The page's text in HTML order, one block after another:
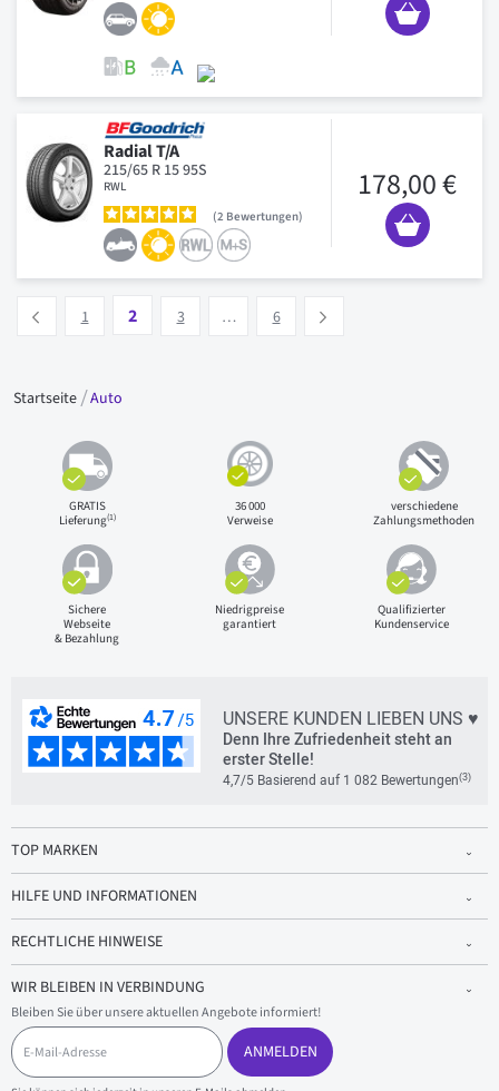
Radial T/A
215/65 R 15 95S
RWL
2 Bewertungen
178,00 €
Précédent
1
Vous lisez actuellement la page
2 3 … 6
Startseite Auto
GRATIS
Lieferung(1)
36 000
Verweise
verschiedene
Zahlungsmethoden
Sichere
Webseite
& Bezahlung
Niedrigpreise
garantiert
Qualifizierter
Kundenservice
UNSERE KUNDEN LIEBEN UNS ♥
Denn Ihre Zufriedenheit steht an
erster Stelle!
4,7/5 Basierend auf 1 082 Bewertungen(3)
TOP MARKEN
HILFE UND INFORMATIONEN
RECHTLICHE HINWEISE
WIR BLEIBEN IN VERBINDUNG
Bleiben Sie über unsere aktuellen Angebote informiert!
E
-
M
ANMELDEN